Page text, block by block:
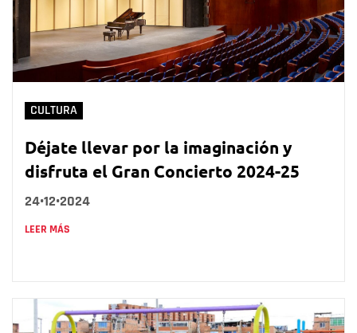
CULTURA
Déjate llevar por la imaginación y
disfruta el Gran Concierto 2024-25
24•12•2024
LEER MÁS